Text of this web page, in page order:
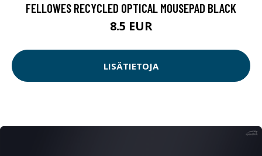
FELLOWES RECYCLED OPTICAL MOUSEPAD BLACK
8.5 EUR
LISÄTIETOJA